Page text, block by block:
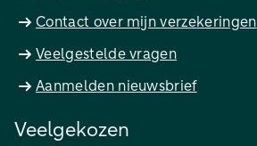
Contact over mijn verzekeringen
Veelgestelde vragen
Aanmelden nieuwsbrief
Veelgekozen